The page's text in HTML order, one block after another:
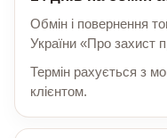
Обмін і повернення
України «Про захист
Термін рахується з
клієнтом.